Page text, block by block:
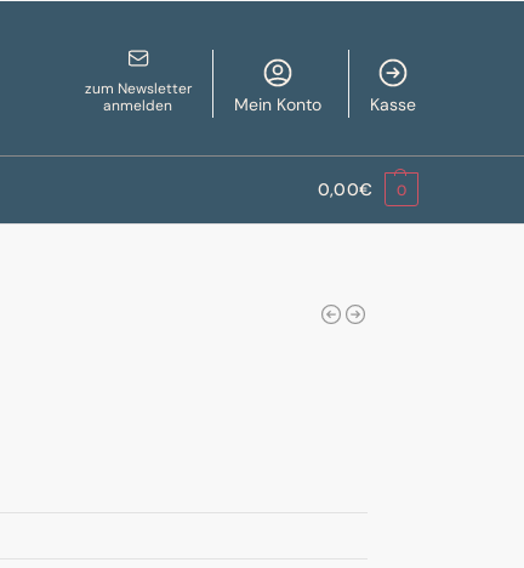
zum Newsletter
anmelden
Mein Konto Kasse
0,00€ 0